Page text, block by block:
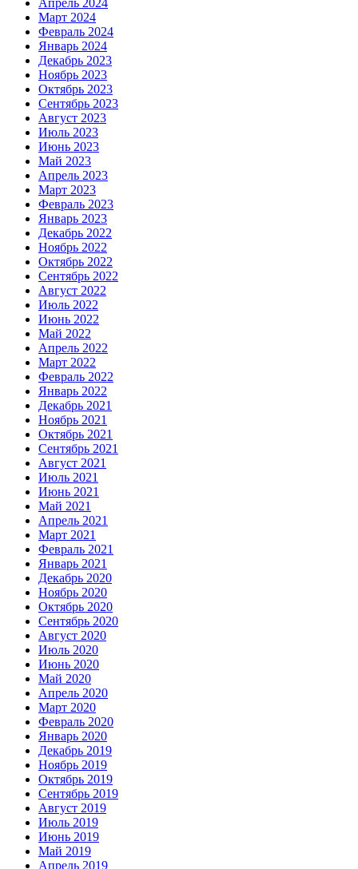
Март 2024
Февраль 2024
Январь 2024
Декабрь 2023
Ноябрь 2023
Октябрь 2023
Сентябрь 2023
Август 2023
Июль 2023
Июнь 2023
Май 2023
Апрель 2023
Март 2023
Февраль 2023
Январь 2023
Декабрь 2022
Ноябрь 2022
Октябрь 2022
Сентябрь 2022
Август 2022
Июль 2022
Июнь 2022
Май 2022
Апрель 2022
Март 2022
Февраль 2022
Январь 2022
Декабрь 2021
Ноябрь 2021
Октябрь 2021
Сентябрь 2021
Август 2021
Июль 2021
Июнь 2021
Май 2021
Апрель 2021
Март 2021
Февраль 2021
Январь 2021
Декабрь 2020
Ноябрь 2020
Октябрь 2020
Сентябрь 2020
Август 2020
Июль 2020
Июнь 2020
Май 2020
Апрель 2020
Март 2020
Февраль 2020
Январь 2020
Декабрь 2019
Ноябрь 2019
Октябрь 2019
Сентябрь 2019
Август 2019
Июль 2019
Июнь 2019
Май 2019
Апрель 2019